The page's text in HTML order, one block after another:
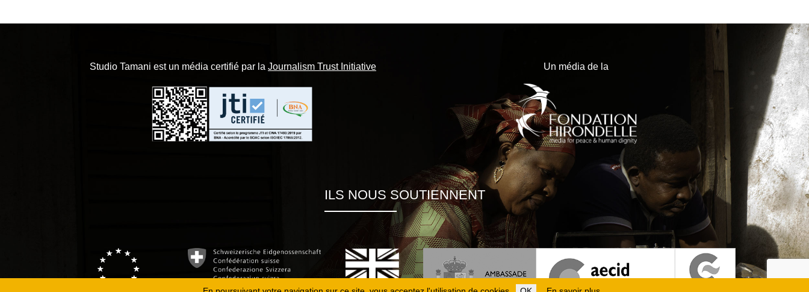
Studio Tamani est un média certifié par la Journalism Trust Initiative Un média de la
ILS NOUS SOUTIENNENT